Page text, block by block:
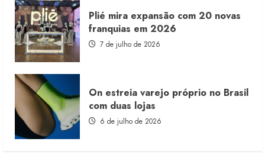
Plié mira expansão com 20 novas
franquias em 2026
7 de julho de 2026
On estreia varejo próprio no Brasil
com duas lojas
6 de julho de 2026